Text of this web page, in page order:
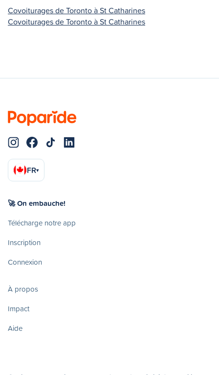
Covoiturages de Toronto à St Catharines
Covoiturages de Toronto à St Catharines
FR▾
🚀 On embauche!
Télécharge notre app
Inscription
Connexion
À propos
Impact
Aide